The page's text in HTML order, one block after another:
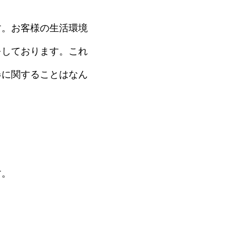
お客様の生活環境
ております。これ
関することはなん